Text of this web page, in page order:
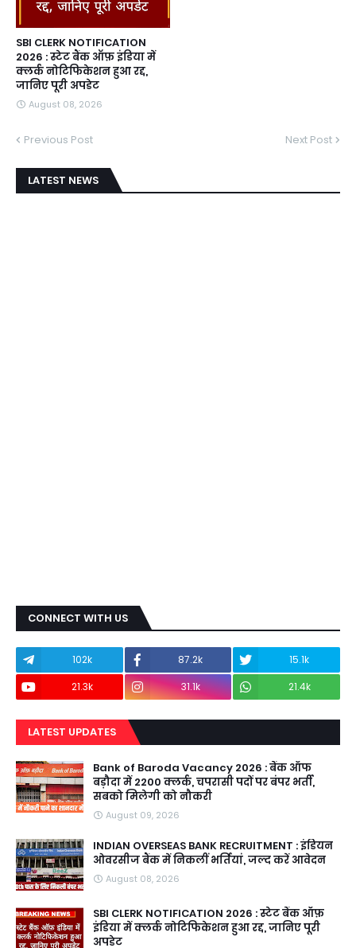
SBI CLERK NOTIFICATION
2026 : स्टेट बैंक ऑफ़ इंडिया में
क्लर्क नोटिफिकेशन हुआ रद्द,
जानिए पूरी अपडेट
August 08, 2026
Previous Post Next Post
LATEST NEWS
CONNECT WITH US
102k 87.2k
15.1k
21.3k
31.1k 21.4k
LATEST UPDATES
Bank of Baroda Vacancy 2026 : बैंक ऑफ
बड़ौदा में 2200 क्लर्क, चपरासी पदों पर बंपर भर्ती,
सबको मिलेगी को नौकरी
August 09, 2026
INDIAN OVERSEAS BANK RECRUITMENT : इंडियन
ओवरसीज बैंक में निकलीं भर्तियां, जल्द करें आवेदन
August 08, 2026
SBI CLERK NOTIFICATION 2026 : स्टेट बैंक ऑफ़
इंडिया में क्लर्क नोटिफिकेशन हुआ रद्द, जानिए पूरी
अपडेट